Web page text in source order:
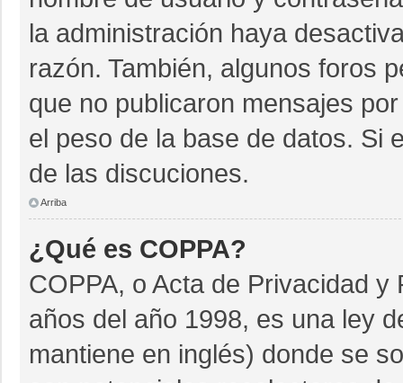
la administración haya
razón. También, algunos foros
que no publicaron mensajes
el peso de la base de datos. Si
de las discuciones.
Arriba
¿Qué es COPPA?
COPPA, o Acta de Privacidad
años del año 1998, es una ley
mantiene en inglés) donde se